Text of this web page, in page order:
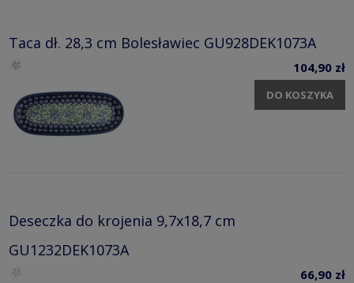
Taca dł. 28,3 cm Bolesławiec GU928DEK1073A
104,90 zł
DO KOSZYKA
Deseczka do krojenia 9,7x18,7 cm
GU1232DEK1073A
66,90 zł